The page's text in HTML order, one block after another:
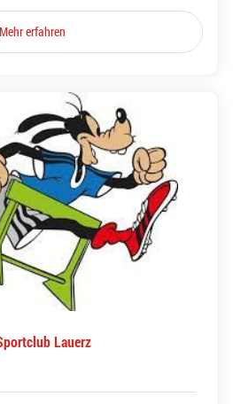
Mehr erfahren
Lauerz